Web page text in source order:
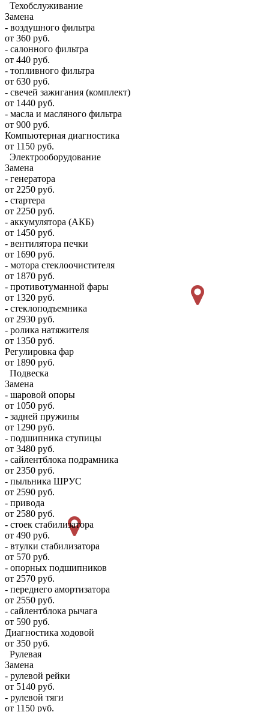
Техобслуживание
Замена
- воздушного фильтра
от 360 руб.
- салонного фильтра
от 440 руб.
- топливного фильтра
от 630 руб.
- свечей зажигания (комплект)
от 1440 руб.
- масла и масляного фильтра
от 900 руб.
Компьютерная диагностика
от 1150 руб.
Электрооборудование
Замена
- генератора
от 2250 руб.
- стартера
от 2250 руб.
- аккумулятора (АКБ)
от 1450 руб.
- вентилятора печки
от 1690 руб.
- мотора стеклоочистителя
от 1870 руб.
- противотуманной фары
от 1320 руб.
- стеклоподъемника
от 2930 руб.
- ролика натяжителя
от 1350 руб.
Регулировка фар
от 1890 руб.
Подвеска
Замена
- шаровой опоры
от 1050 руб.
- задней пружины
от 1290 руб.
- подшипника ступицы
от 3480 руб.
- сайлентблока подрамника
от 2350 руб.
- пыльника ШРУС
от 2590 руб.
- привода
от 2580 руб.
- стоек стабилизатора
от 490 руб.
- втулки стабилизатора
от 570 руб.
- опорных подшипников
от 2570 руб.
- переднего амортизатора
от 2550 руб.
- сайлентблока рычага
от 590 руб.
Диагностика ходовой
от 350 руб.
Рулевая
Замена
- рулевой рейки
от 5140 руб.
- рулевой тяги
от 1150 руб.